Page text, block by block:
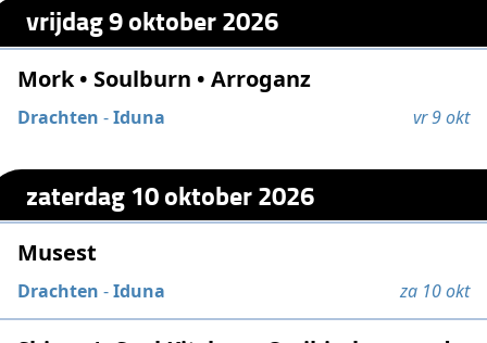
vrijdag 9 oktober 2026
Mork • Soulburn • Arroganz
Drachten -Iduna vr 9 okt
zaterdag 10 oktober 2026
Musest
Drachten -Iduna za 10 okt